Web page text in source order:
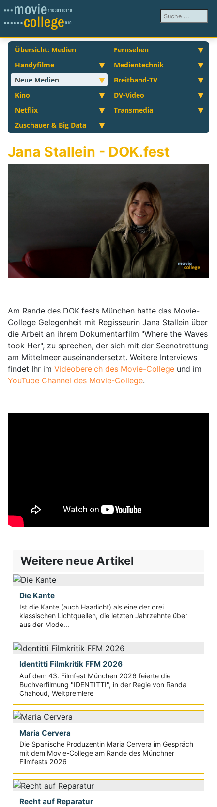
Suchen ...
Übersicht: Medien
Fernsehen
Handyfilme
Medientechnik
Neue Medien
Breitband-TV
Kino
DV-Video
Netflix
Transmedia
Zuschauer & Big Data
Jana Stallein - DOK.fest
Am Rande des DOK.fests München hatte das Movie-
College Gelegenheit mit Regisseurin Jana Stallein über
die Arbeit an ihrem Dokumentarfilm "Where the Waves
took Her", zu sprechen, der sich mit der Seenotrettung
am Mittelmeer auseinandersetzt. Weitere Interviews
findet Ihr im Videobereich des Movie-College und im
YouTube Channel des Movie-College.
Weitere neue Artikel
Die Kante
Ist die Kante (auch Haarlicht) als eine der drei
klassischen Lichtquellen, die letzten Jahrzehnte über
aus der Mode...
Identitti Filmkritik FFM 2026
Auf dem 43. Filmfest München 2026 feierte die
Buchverfilmung "IDENTITTI", in der Regie von Randa
Chahoud, Weltpremiere
Maria Cervera
Die Spanische Produzentin Maria Cervera im Gespräch
mit dem Movie-College am Rande des Münchner
Filmfests 2026
Recht auf Reparatur